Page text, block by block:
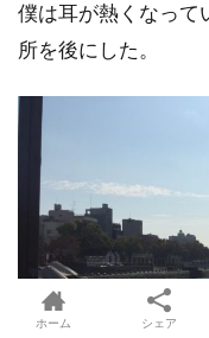
僕は耳が熱くなって
所を後にした。
ホーム シェア